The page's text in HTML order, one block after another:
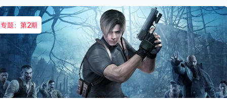
专题：第2期